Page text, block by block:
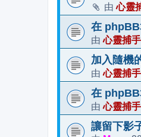
由心靈
在
由心靈捕手
加入隨機
由心靈捕手
在
由心靈捕手
讓留下影